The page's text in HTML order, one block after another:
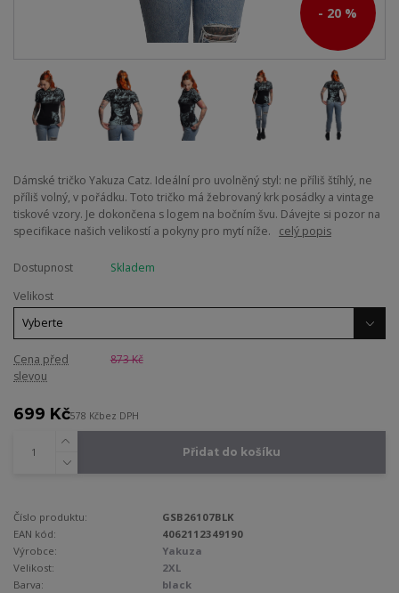
- 20 %
Dámské tričko Yakuza Catz. Ideální pro uvolněný styl: ne příliš štíhlý, ne
příliš volný, v pořádku. Toto tričko má žebrovaný krk posádky a vintage
tiskové vzory. Je dokončena s logem na bočním švu. Dávejte si pozor na
specifikace našich velikostí a pokyny pro mytí níže. celý popis
Dostupnost
Skladem
Velikost
Cena před
slevou
873 Kč
699 Kč578 Kčbez DPH
Přidat do košíku
Číslo produktu:
GSB26107BLK
EAN kód:
4062112349190
Výrobce:
Yakuza
Velikost:
2XL
Barva:
black